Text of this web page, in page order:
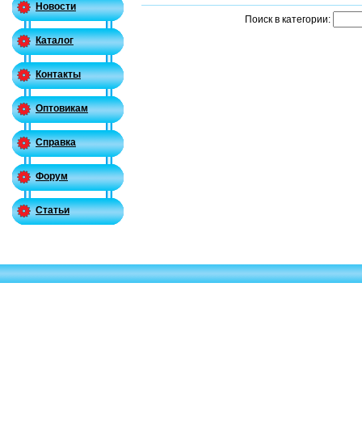
Новости
Каталог
Контакты
Оптовикам
Справка
Форум
Статьи
Поиск в категории: